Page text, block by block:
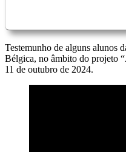
Testemunho de alguns alunos
Bélgica, no âmbito do projeto
11 de outubro de 2024.